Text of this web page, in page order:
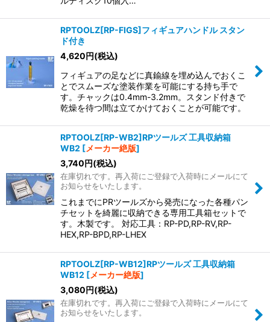
RPTOOLZ[RP-FIGS]フィギュアハンドル スタン
ド付き
4,620円(税込)
フィギュアの足などに真鍮線を埋め込んでおくこ
とでスムーズな塗装作業を可能にする持ち手で
す。チャックは0.4mm-3.2mm。スタンド付きで
乾燥を待つ間は立てかけておくことが可能です。
RPTOOLZ[RP-WB2]RPツールズ 工具収納箱
WB2 [メーカー絶版]
3,740円(税込)
在庫切れです。再入荷にご登録で入荷時にメールにて
お知らせをいたします。
これまでにPRツールズから発売になった各種パン
チセットを綺麗に収納できる専用工具箱セットで
す。木製です。 対応工具：RP-PD,RP-RV,RP-
HEX,RP-BPD,RP-LHEX
RPTOOLZ[RP-WB12]RPツールズ 工具収納箱
WB12 [メーカー絶版]
3,080円(税込)
在庫切れです。再入荷にご登録で入荷時にメールにて
お知らせをいたします。